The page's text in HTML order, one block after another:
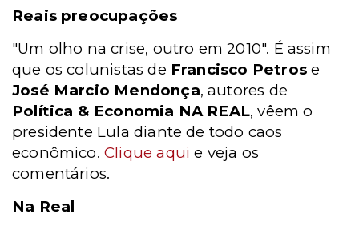
Reais preocupações
"Um olho na crise, outro em 2010". É assim
que os colunistas de Francisco Petrose
José Marcio Mendonça, autores de
Política & Economia NA REAL, vêem o
presidente Lula diante de todo caos
econômico.Clique aqui e veja os
comentários.
Na Real